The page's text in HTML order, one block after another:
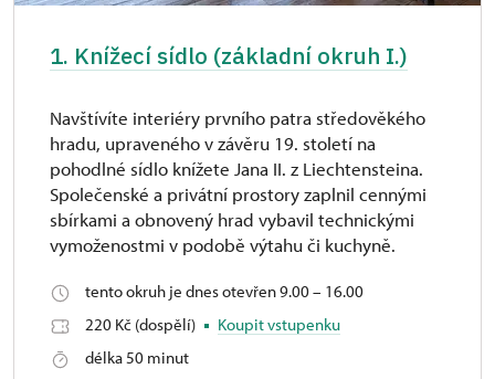
1. Knížecí sídlo (základní okruh I.)
Navštívíte interiéry prvního patra středověkého
hradu, upraveného v závěru 19. století na
pohodlné sídlo knížete Jana II. z Liechtensteina.
Společenské a privátní prostory zaplnil cennými
sbírkami a obnovený hrad vybavil technickými
vymoženostmi v podobě výtahu či kuchyně.
tento okruh je dnes otevřen 9.00 – 16.00
220 Kč (dospělí)
Koupit vstupenku
délka 50 minut